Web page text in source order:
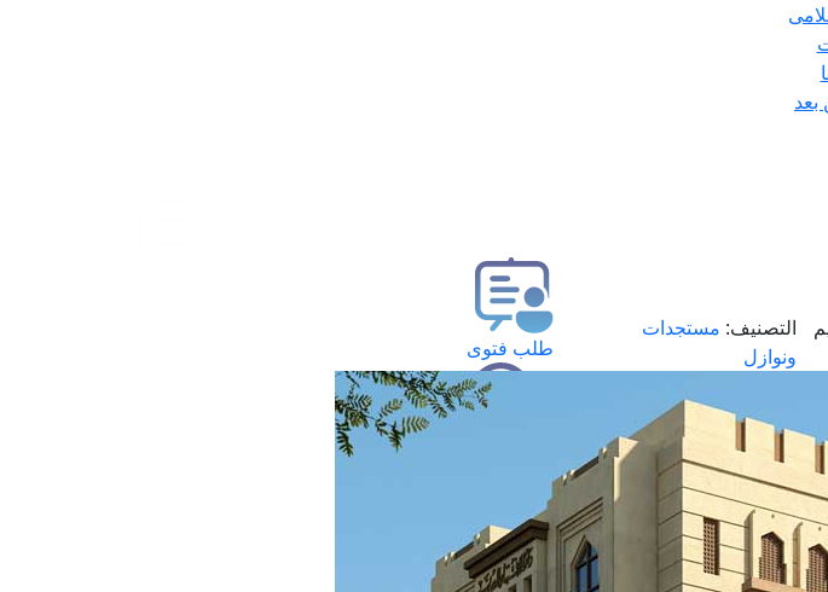
بعد
التصنيف: مستجدات
ونوازل
طلب فتوى
حجز موعد